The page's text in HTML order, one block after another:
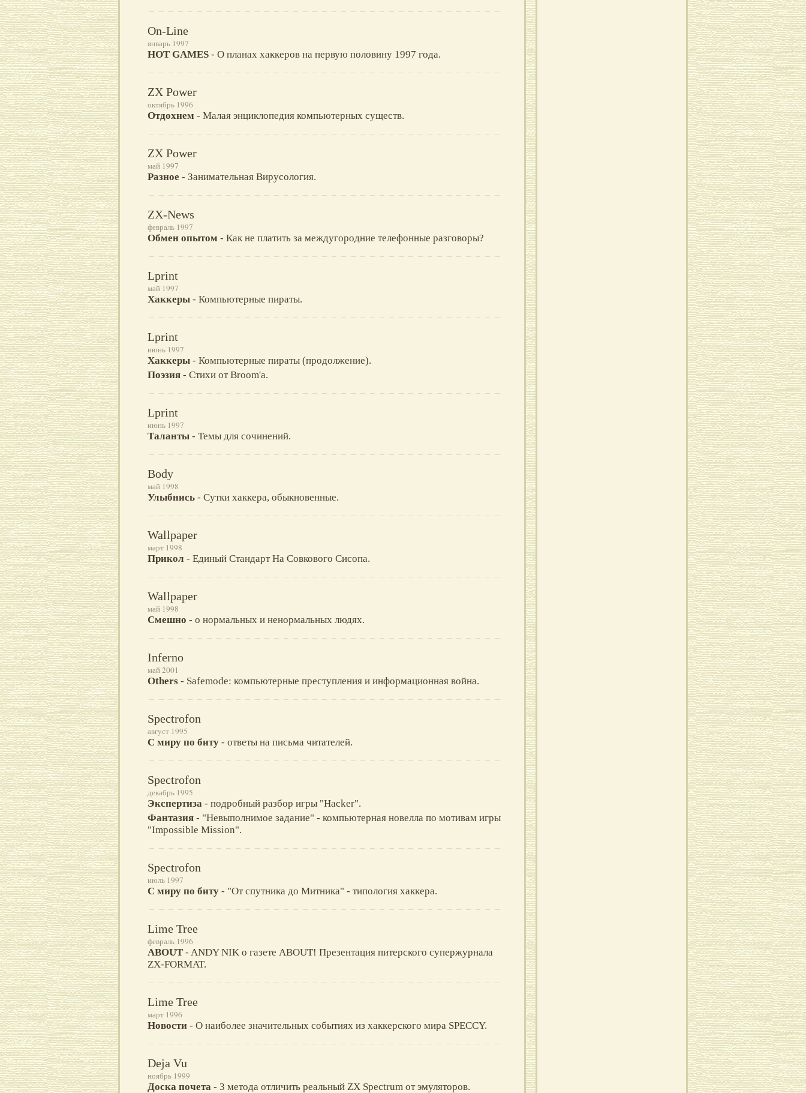
On-Line
январь 1997
HOT GAMES - О планах хаккеров на первую половину 1997 года.
ZX Power
октябрь 1996
Отдохнем - Малая энциклопедия компьютерных существ.
ZX Power
май 1997
Разное - Занимательная Вирусология.
ZX-News
февраль 1997
Обмен опытом - Как не платить за междугородние телефонные разговоры?
Lprint
май 1997
Хаккеры - Компьютерные пираты.
Lprint
июнь 1997
Хаккеры - Компьютерные пираты (продолжение).
Поэзия - Стихи от Broom'а.
Lprint
июнь 1997
Таланты - Темы для сочинений.
Body
май 1998
Улыбнись - Сутки хаккера, обыкновенные.
Wallpaper
март 1998
Прикол - Единый Стандарт На Совкового Сисопа.
Wallpaper
май 1998
Смешно - о нормальных и ненормальных людях.
Inferno
май 2001
Others - Safemode: компьютерные преступления и информационная война.
Spectrofon
август 1995
C миру по биту - ответы на письма читателей.
Spectrofon
декабрь 1995
Экспертиза - подробный разбор игры "Hacker".
Фантазия - "Невыполнимое задание" - компьютерная новелла по мотивам игры
"Impossible Mission".
Spectrofon
июль 1997
С миру по биту - "От спутника до Митника" - типология хаккера.
Lime Tree
февраль 1996
ABOUT - ANDY NIK о газете ABOUT! Презентация питерского супержурнала
ZX-FORMAT.
Lime Tree
март 1996
Новости - О наиболее значительных событиях из хаккерского мира SPECCY.
Deja Vu
ноябрь 1999
Доска почета - 3 метода отличить pеальный ZX Spectrum от эмулятоpов.